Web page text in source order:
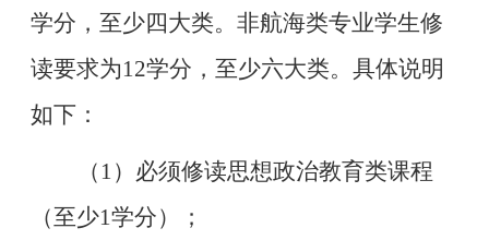
学分，至少四大类。非航海类专业学生修
读要求为12学分，至少六大类。具体说明
如下：
（ 1）必须修读思想政治教育类课程
（至少1学分）；